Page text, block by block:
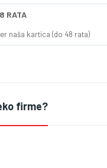
RATA
naša kartica (do 48 rata)
firme?